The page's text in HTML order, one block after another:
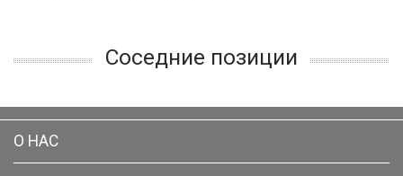
Соседние позиции
О НАС